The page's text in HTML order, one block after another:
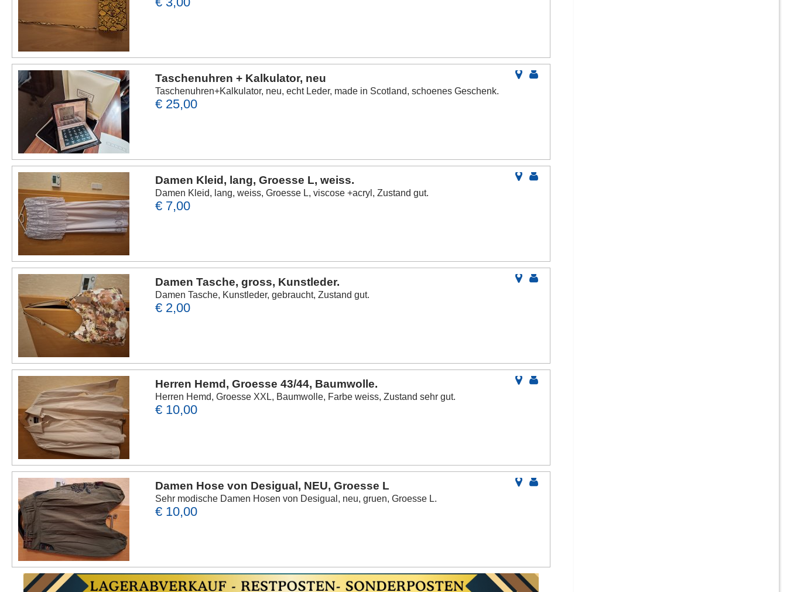
Taschenuhren + Kalkulator, neu
Taschenuhren+Kalkulator, neu, echt Leder, made in Scotland, schoenes Geschenk.
€ 25,00
Damen Kleid, lang, Groesse L, weiss.
Damen Kleid, lang, weiss, Groesse L, viscose +acryl, Zustand gut.
€ 7,00
Damen Tasche, gross, Kunstleder.
Damen Tasche, Kunstleder, gebraucht, Zustand gut.
€ 2,00
Herren Hemd, Groesse 43/44, Baumwolle.
Herren Hemd, Groesse XXL, Baumwolle, Farbe weiss, Zustand sehr gut.
€ 10,00
Damen Hose von Desigual, NEU, Groesse L
Sehr modische Damen Hosen von Desigual, neu, gruen, Groesse L.
€ 10,00